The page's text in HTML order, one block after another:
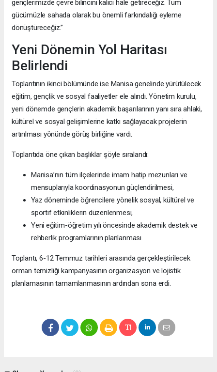
gençlerimizde çevre bilincini kalıcı hale getireceğiz. Tüm
gücümüzle sahada olarak bu önemli farkındalığı eyleme
dönüştüreceğiz.”
Yeni Dönemin Yol Haritası
Belirlendi
Toplantının ikinci bölümünde ise Manisa genelinde yürütülecek
eğitim, gençlik ve sosyal faaliyetler ele alındı. Yönetim kurulu,
yeni dönemde gençlerin akademik başarılarının yanı sıra ahlaki,
kültürel ve sosyal gelişimlerine katkı sağlayacak projelerin
artırılması yönünde görüş birliğine vardı.
Toplantıda öne çıkan başlıklar şöyle sıralandı:
Manisa’nın tüm ilçelerinde imam hatip mezunları ve
mensuplarıyla koordinasyonun güçlendirilmesi,
Yaz döneminde öğrencilere yönelik sosyal, kültürel ve
sportif etkinliklerin düzenlenmesi,
Yeni eğitim-öğretim yılı öncesinde akademik destek ve
rehberlik programlarının planlanması.
Toplantı, 6-12 Temmuz tarihleri arasında gerçekleştirilecek
orman temizliği kampanyasının organizasyon ve lojistik
planlamasının tamamlanmasının ardından sona erdi.